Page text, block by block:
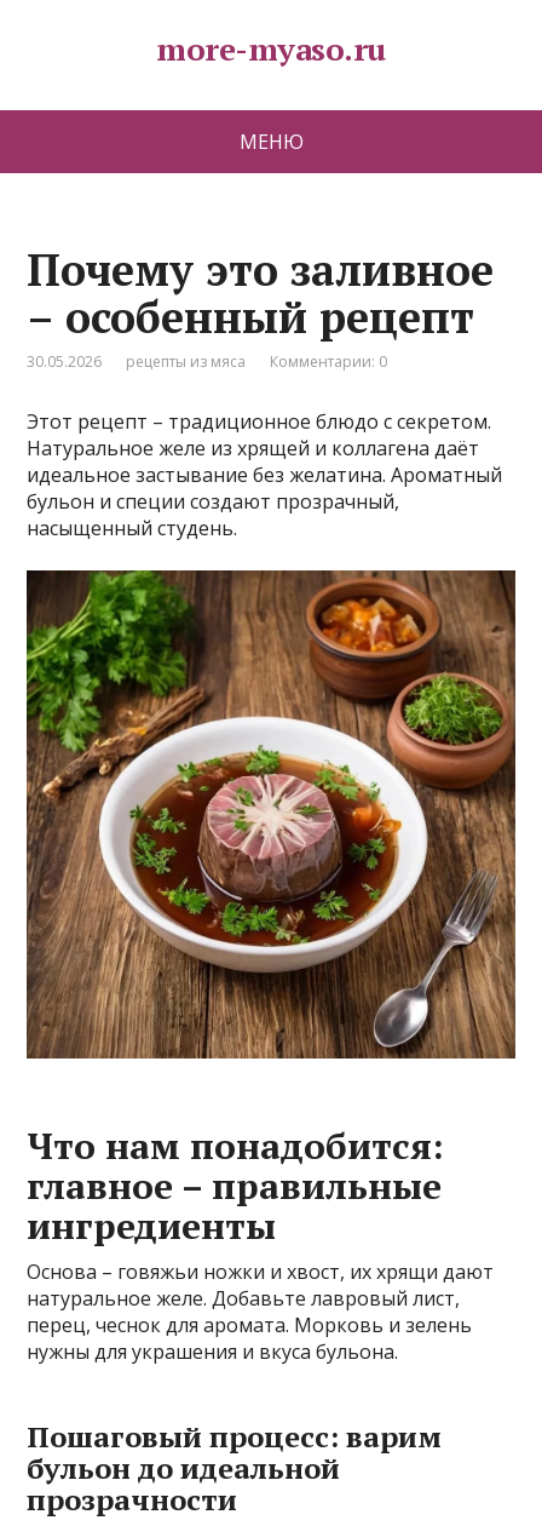
more-myaso.ru
МЕНЮ
Почему это заливное
– особенный рецепт
30.05.2026 рецепты из мяса Комментарии: 0
Этот рецепт – традиционное блюдо с секретом.
Натуральное желе из хрящей и коллагена даёт
идеальное застывание без желатина. Ароматный
бульон и специи создают прозрачный,
насыщенный студень.
Что нам понадобится:
главное – правильные
ингредиенты
Основа – говяжьи ножки и хвост, их хрящи дают
натуральное желе. Добавьте лавровый лист,
перец, чеснок для аромата. Морковь и зелень
нужны для украшения и вкуса бульона.
Пошаговый процесс: варим
бульон до идеальной
прозрачности